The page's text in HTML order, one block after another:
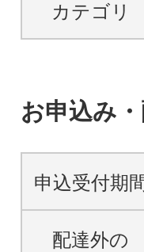
カテゴリ
お申込み
申込受付期
配達外の